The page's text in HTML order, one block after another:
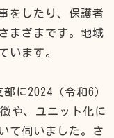
をしたり、保護者
まざまです。地域
います。
に2024（令和6）
や、ユニット化に
て伺いました。さ